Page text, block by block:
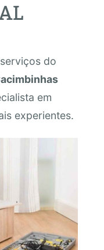
do
em
experientes.